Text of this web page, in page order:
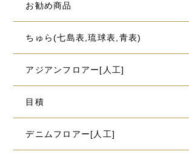
お勧め商品
ちゅら(七島表,琉球表,青表)
アジアンフロアー[人工]
目積
デニムフロアー[人工]